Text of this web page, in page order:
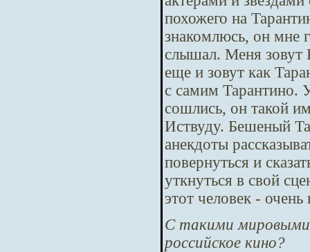
похожего на
знакомлюсь, он мне
слышал. Меня зовут
еще и зовут как
с самим Тарантино.
сошлись, он такой
Иствуду. Бешеный
анекдоты
повернуться и
уткнуться в свой
этот человек -
С такими мировыми
российское кино?